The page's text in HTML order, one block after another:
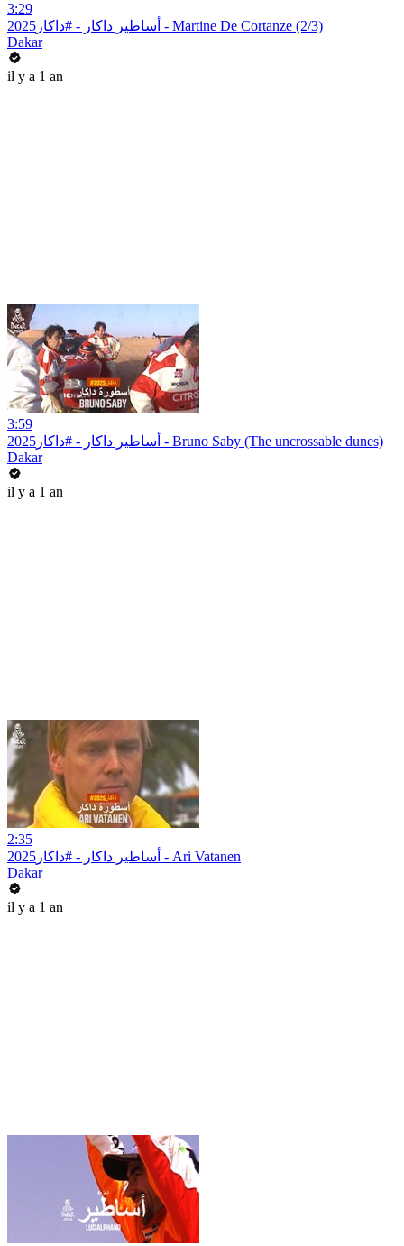
3:29
أساطير داكار - #داكار2025 - Martine De Cortanze (2/3)
Dakar
il y a 1 an
3:59
أساطير داكار - #داكار2025 - Bruno Saby (The uncrossable dunes)
Dakar
il y a 1 an
2:35
أساطير داكار - #داكار2025 - Ari Vatanen
Dakar
il y a 1 an